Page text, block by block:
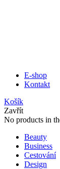
E-shop
Kontakt
Košík
Zavřít
No products in
Beauty
Business
Cestování
Design